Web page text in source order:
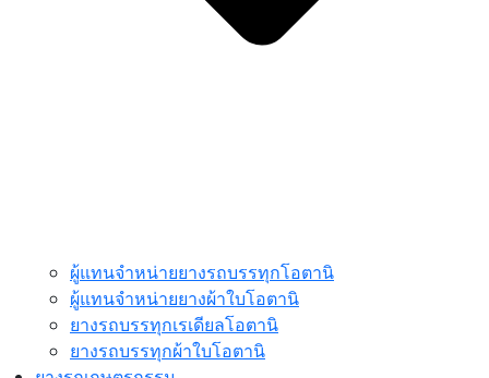
ผู้แทนจำหน่ายยางรถบรรทุกโอตานิ
ผู้แทนจำหน่ายยางผ้าใบโอตานิ
ยางรถบรรทุกเรเดียลโอตานิ
ยางรถบรรทุกผ้าใบโอตานิ